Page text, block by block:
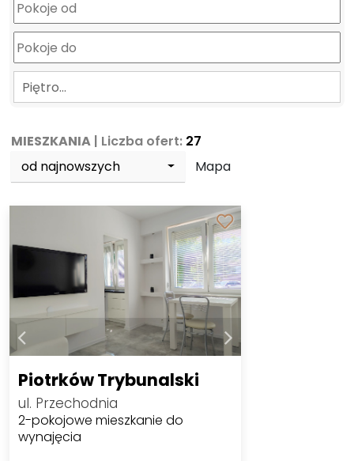
Piętro…
MIESZKANIA | Liczba ofert: 27
od najnowszych
Mapa
Piotrków Trybunalski
ul. Przechodnia
2-pokojowe mieszkanie do
wynajęcia